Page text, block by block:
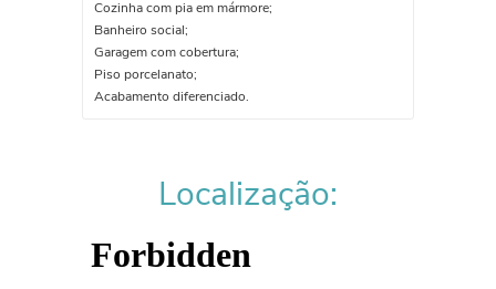
Cozinha com pia em mármore;
Banheiro social;
Garagem com cobertura;
Piso porcelanato;
Acabamento diferenciado.
Localização: